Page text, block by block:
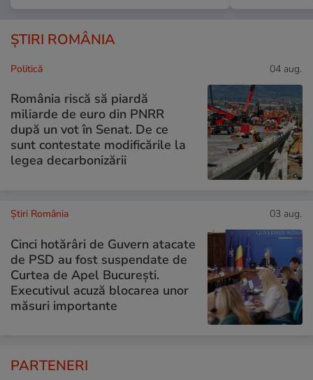
ȘTIRI ROMÂNIA
Politică 04 aug.
România riscă să piardă
miliarde de euro din PNRR
după un vot în Senat. De ce
sunt contestate modificările la
legea decarbonizării
Știri România 03 aug.
Cinci hotărâri de Guvern atacate
de PSD au fost suspendate de
Curtea de Apel București.
Executivul acuză blocarea unor
măsuri importante
PARTENERI